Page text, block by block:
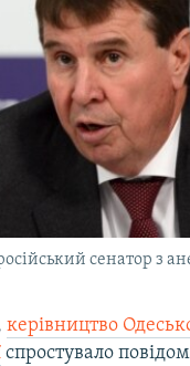
сенатор з
керівництво
спростувало